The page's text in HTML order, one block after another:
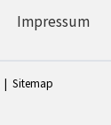
Impressum
| Sitemap